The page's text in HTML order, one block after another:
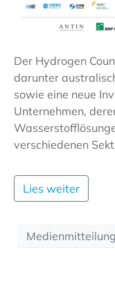
Der Hydrogen
darunter
sowie eine neue
Unternehmen,
verschiedenen
Lies weiter
Medienmitteilung